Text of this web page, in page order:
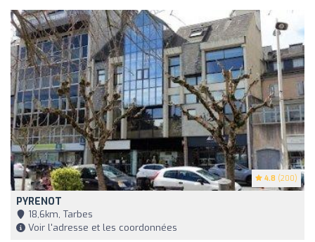
4.8 (200)
PYRENOT
18,6km, Tarbes
Voir l'adresse et les coordonnées